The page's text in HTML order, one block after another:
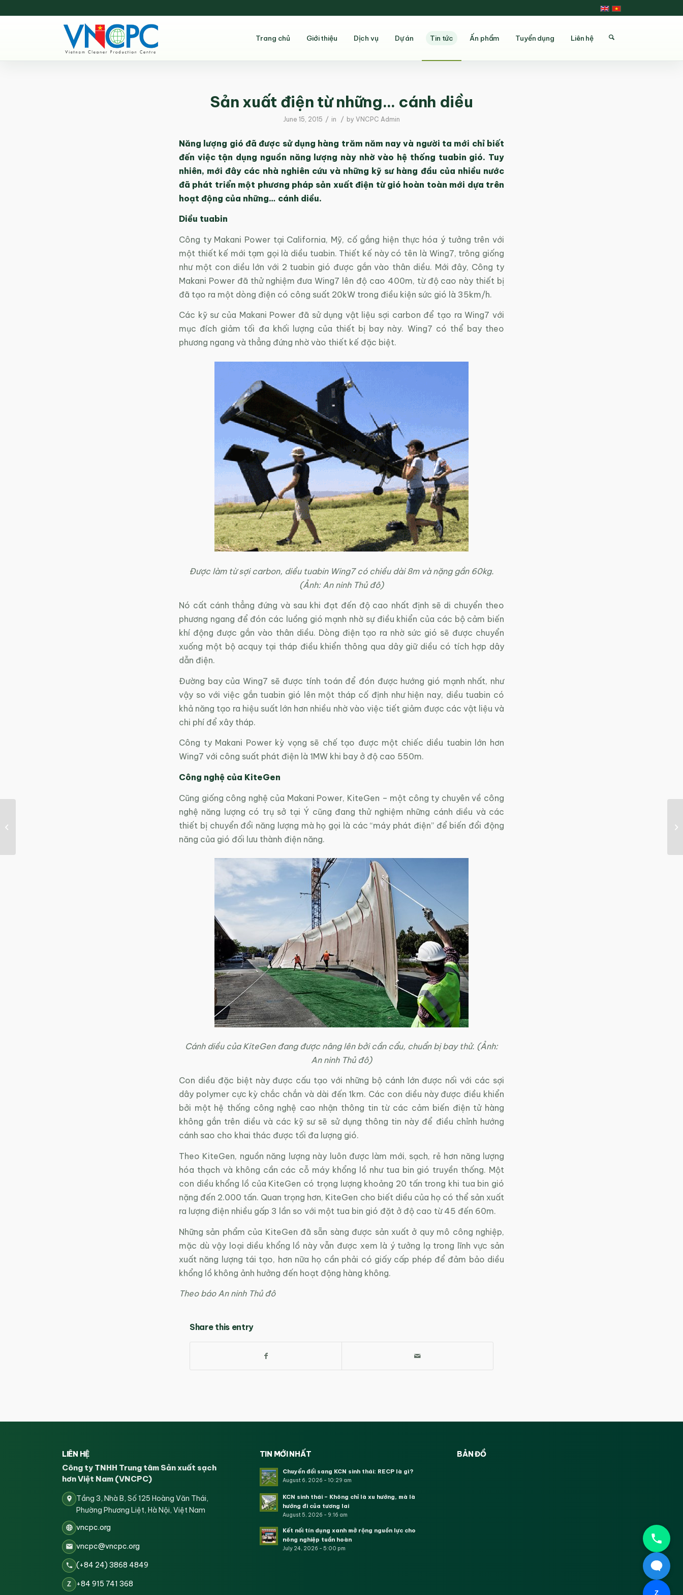
Trang chủ Giới thiệu Dịch vụ Dự án Tin tức Ấn phẩm Tuyển dụng Liên hệ
Sản xuất điện từ những… cánh diều
June 15, 2015 / in / by VNCPC Admin
Năng lượng gió đã được sử dụng hàng trăm năm nay và người ta mới chỉ biết
đến việc tận dụng nguồn năng lượng này nhờ vào hệ thống tuabin gió. Tuy
nhiên, mới đây các nhà nghiên cứu và những kỹ sư hàng đầu của nhiều nước
đã phát triển một phương pháp sản xuất điện từ gió hoàn toàn mới dựa trên
hoạt động của những… cánh diều.
Diều tuabin
Công ty Makani Power tại California, Mỹ, cố gắng hiện thực hóa ý tưởng trên với
một thiết kế mới tạm gọi là diều tuabin. Thiết kế này có tên là Wing7, trông giống
như một con diều lớn với 2 tuabin gió được gắn vào thân diều. Mới đây, Công ty
Makani Power đã thử nghiệm đưa Wing7 lên độ cao 400m, từ độ cao này thiết bị
đã tạo ra một dòng điện có công suất 20kW trong điều kiện sức gió là 35km/h.
Các kỹ sư của Makani Power đã sử dụng vật liệu sợi carbon để tạo ra Wing7 với
mục đích giảm tối đa khối lượng của thiết bị bay này. Wing7 có thể bay theo
phương ngang và thẳng đứng nhờ vào thiết kế đặc biệt.
Được làm từ sợi carbon, diều tuabin Wing7 có chiều dài 8m và nặng gần 60kg.
(Ảnh: An ninh Thủ đô)
Nó cất cánh thẳng đứng và sau khi đạt đến độ cao nhất định sẽ di chuyển theo
phương ngang để đón các luồng gió mạnh nhờ sự điều khiển của các bộ cảm biến
khí động được gắn vào thân diều. Dòng điện tạo ra nhờ sức gió sẽ được chuyển
xuống một bộ acquy tại tháp điều khiển thông qua dây giữ diều có tích hợp dây
dẫn điện.
Đường bay của Wing7 sẽ được tính toán để đón được hướng gió mạnh nhất, như
vậy so với việc gắn tuabin gió lên một tháp cố định như hiện nay, diều tuabin có
khả năng tạo ra hiệu suất lớn hơn nhiều nhờ vào việc tiết giảm được các vật liệu và
chi phí để xây tháp.
Công ty Makani Power kỳ vọng sẽ chế tạo được một chiếc diều tuabin lớn hơn
Wing7 với công suất phát điện là 1MW khi bay ở độ cao 550m.
Công nghệ của KiteGen
Cũng giống công nghệ của Makani Power, KiteGen – một công ty chuyên về công
nghệ năng lượng có trụ sở tại Ý cũng đang thử nghiệm những cánh diều và các
thiết bị chuyển đổi năng lượng mà họ gọi là các “máy phát điện” để biến đổi động
năng của gió đối lưu thành điện năng.
Cánh diều của KiteGen đang được nâng lên bởi cần cẩu, chuẩn bị bay thử. (Ảnh:
An ninh Thủ đô)
Con diều đặc biệt này được cấu tạo với những bộ cánh lớn được nối với các sợi
dây polymer cực kỳ chắc chắn và dài đến 1km. Các con diều này được điều khiển
bởi một hệ thống công nghệ cao nhận thông tin từ các cảm biến điện tử hàng
không gắn trên diều và các kỹ sư sẽ sử dụng thông tin này để điều chỉnh hướng
cánh sao cho khai thác được tối đa lượng gió.
Theo KiteGen, nguồn năng lượng này luôn được làm mới, sạch, rẻ hơn năng lượng
hóa thạch và không cần các cỗ máy khổng lồ như tua bin gió truyền thống. Một
con diều khổng lồ của KiteGen có trọng lượng khoảng 20 tấn trong khi tua bin gió
nặng đến 2.000 tấn. Quan trọng hơn, KiteGen cho biết diều của họ có thể sản xuất
ra lượng điện nhiều gấp 3 lần so với một tua bin gió đặt ở độ cao từ 45 đến 60m.
Những sản phẩm của KiteGen đã sẵn sàng được sản xuất ở quy mô công nghiệp,
mặc dù vậy loại diều khổng lồ này vẫn được xem là ý tưởng lạ trong lĩnh vực sản
xuất năng lượng tái tạo, hơn nữa họ cần phải có giấy cấp phép để đảm bảo diều
khổng lồ không ảnh hưởng đến hoạt động hàng không.
Theo báo An ninh Thủ đô
Share this entry
LIÊN HỆ
Công ty TNHH Trung tâm Sản xuất sạch
hơn Việt Nam (VNCPC)
Tầng 3, Nhà B, Số 125 Hoàng Văn Thái,
Phường Phương Liệt, Hà Nội, Việt Nam
vncpc.org
vncpc@vncpc.org
(+84 24) 3868 4849
Z +84 915 741 368
TIN MỚI NHẤT
Chuyển đổi sang KCN sinh thái: RECP là gì?
August 6, 2026 - 10:29 am
KCN sinh thái – Không chỉ là xu hướng, mà là
hướng đi của tương lai
August 5, 2026 - 9:16 am
Kết nối tín dụng xanh mở rộng nguồn lực cho
nông nghiệp tuần hoàn
July 24, 2026 - 5:00 pm
BẢN ĐỒ
Z